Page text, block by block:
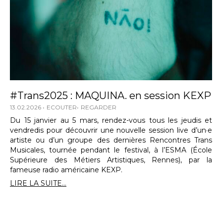
#Trans2025 : MAQUINA. en session KEXP
13.02.2026 ECOUTER REGARDER
Du 15 janvier au 5 mars, rendez-vous tous les jeudis et
vendredis pour découvrir une nouvelle session live d’un·e
artiste ou d’un groupe des dernières Rencontres Trans
Musicales, tournée pendant le festival, à l’ESMA (École
Supérieure des Métiers Artistiques, Rennes), par la
fameuse radio américaine KEXP.
LIRE LA SUITE...